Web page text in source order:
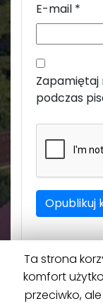
E-mail *
podczas
Ta strona
komfort
przeciwko,